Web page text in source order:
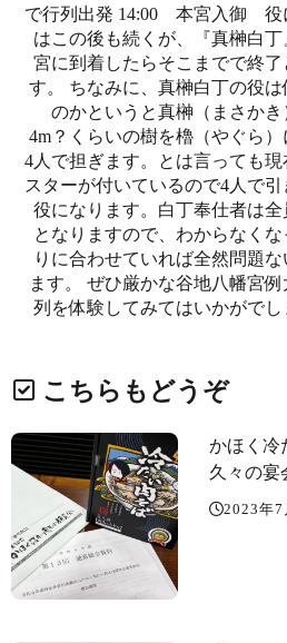
で行列出発 14:00 本宮入御 役
はこの後も続くが、『真榊白丁
宮に到着したらそこまでで終了
す。 ちなみに、真榊白丁の役は
のかというと真榊（まさかき
4m？くらいの樹を櫓（やぐら
4人で担ぎます。とは言っても現
スターが付いているので4人で引
役になります。白丁奉仕者は全
となりますので、わからなくな
りに合わせていれば全然問題な
ます。 ぜひ厳かな谷地八幡宮
列を体験してみてはいかがでし
こちらもどうぞ
かほく冷
久々の宴
2023年7